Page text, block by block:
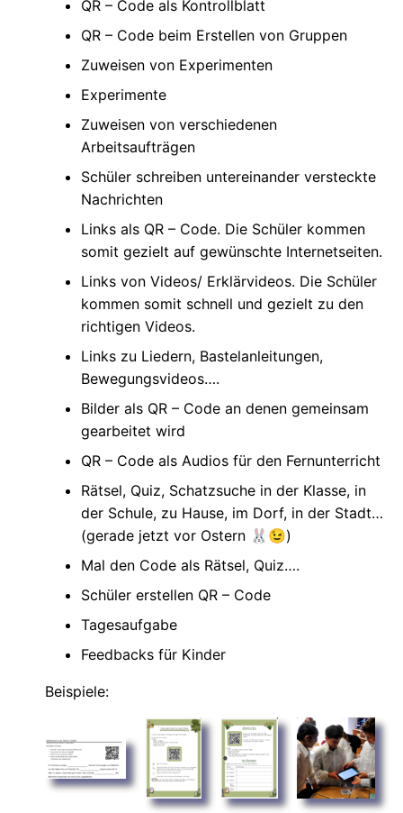
QR – Code als Kontrollblatt
QR – Code beim Erstellen von Gruppen
Zuweisen von Experimenten
Experimente
Zuweisen von verschiedenen
Arbeitsaufträgen
Schüler schreiben untereinander versteckte
Nachrichten
Links als QR – Code. Die Schüler kommen
somit gezielt auf gewünschte Internetseiten.
Links von Videos/ Erklärvideos. Die Schüler
kommen somit schnell und gezielt zu den
richtigen Videos.
Links zu Liedern, Bastelanleitungen,
Bewegungsvideos….
Bilder als QR – Code an denen gemeinsam
gearbeitet wird
QR – Code als Audios für den Fernunterricht
Rätsel, Quiz, Schatzsuche in der Klasse, in
der Schule, zu Hause, im Dorf, in der Stadt
(gerade jetzt vor Ostern 🐰😉)
Mal den Code als Rätsel, Quiz….
Schüler erstellen QR – Code
Tagesaufgabe
Feedbacks für Kinder
Beispiele: